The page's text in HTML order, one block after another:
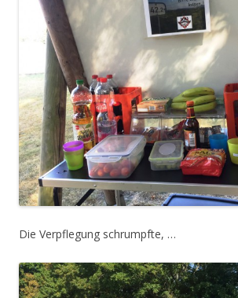
Die Verpflegung schrumpfte, …